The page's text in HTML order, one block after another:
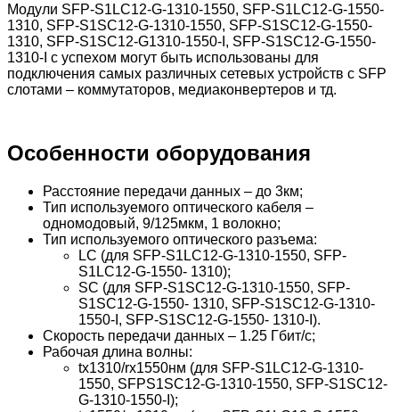
Модули SFP-S1LC12-G-1310-1550, SFP-S1LC12-G-1550-
1310, SFP-S1SC12-G-1310-1550, SFP-S1SC12-G-1550-
1310, SFP-S1SC12-G1310-1550-I, SFP-S1SC12-G-1550-
1310-I с успехом могут быть использованы для
подключения самых различных сетевых устройств с SFP
слотами – коммутаторов, медиаконвертеров и тд.
Особенности оборудования
Расстояние передачи данных – до 3км;
Тип используемого оптического кабеля –
одномодовый, 9/125мкм, 1 волокно;
Тип используемого оптического разъема:
LC (для SFP-S1LC12-G-1310-1550, SFP-
S1LC12-G-1550- 1310);
SC (для SFP-S1SC12-G-1310-1550, SFP-
S1SC12-G-1550- 1310, SFP-S1SC12-G-1310-
1550-I, SFP-S1SC12-G-1550- 1310-I).
Скорость передачи данных – 1.25 Гбит/с;
Рабочая длина волны:
tx1310/rx1550нм (для SFP-S1LC12-G-1310-
1550, SFPS1SC12-G-1310-1550, SFP-S1SC12-
G-1310-1550-I);